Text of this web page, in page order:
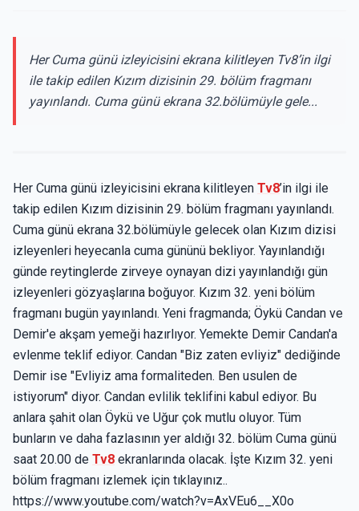
Her Cuma günü izleyicisini ekrana kilitleyen Tv8’in ilgi
ile takip edilen Kızım dizisinin 29. bölüm fragmanı
yayınlandı. Cuma günü ekrana 32.bölümüyle gele...
Her Cuma günü izleyicisini ekrana kilitleyen Tv8’in ilgi ile
takip edilen Kızım dizisinin 29. bölüm fragmanı yayınlandı.
Cuma günü ekrana 32.bölümüyle gelecek olan Kızım dizisi
izleyenleri heyecanla cuma gününü bekliyor. Yayınlandığı
günde reytinglerde zirveye oynayan dizi yayınlandığı gün
izleyenleri gözyaşlarına boğuyor. Kızım 32. yeni bölüm
fragmanı bugün yayınlandı. Yeni fragmanda; Öykü Candan ve
Demir'e akşam yemeği hazırlıyor. Yemekte Demir Candan'a
evlenme teklif ediyor. Candan "Biz zaten evliyiz" dediğinde
Demir ise "Evliyiz ama formaliteden. Ben usulen de
istiyorum" diyor. Candan evlilik teklifini kabul ediyor. Bu
anlara şahit olan Öykü ve Uğur çok mutlu oluyor. Tüm
bunların ve daha fazlasının yer aldığı 32. bölüm Cuma günü
saat 20.00 de Tv8 ekranlarında olacak. İşte Kızım 32. yeni
bölüm fragmanı izlemek için tıklayınız..
https://www.youtube.com/watch?v=AxVEu6__X0o